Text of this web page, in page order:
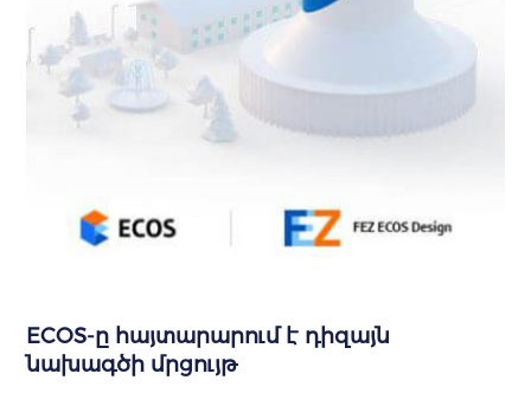
ECOS-ը հայտարարում է դիզայն
նախագծի մրցույթ